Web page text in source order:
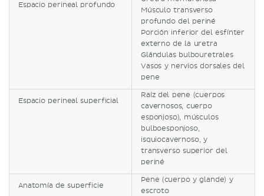
Espacio perineal profundo
Músculo transverso
profundo del periné
Porción inferior del esfínter
externo de la uretra
Glándulas bulbouretrales
Vasos y nervios dorsales del
pene
Espacio perineal superficial
Raíz del pene (cuerpos
cavernosos, cuerpo
esponjoso), músculos
bulboesponjoso,
isquiocavernoso, y
transverso superior del
periné
Anatomía de superficie
Pene (cuerpo y glande) y
escroto